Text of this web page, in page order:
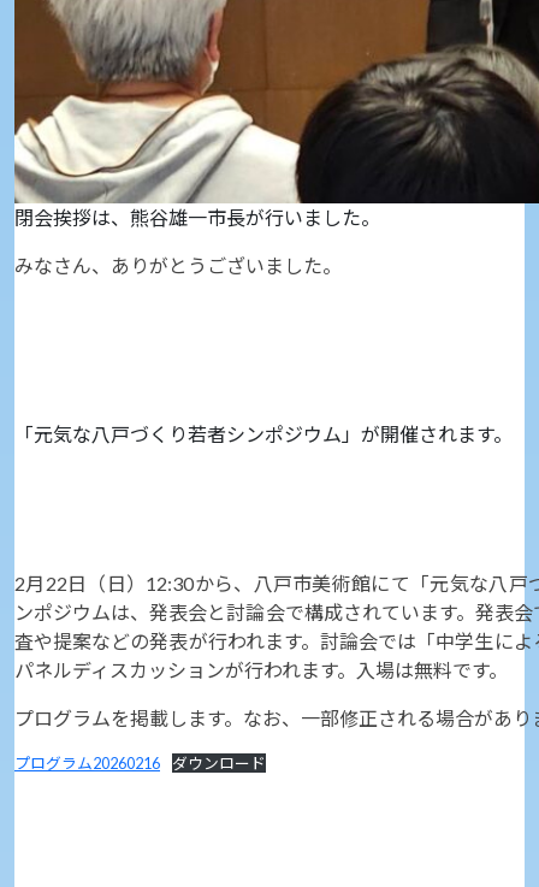
閉会挨拶は、熊谷雄一市長が行いました。
みなさん、ありがとうございました。
「元気な八戸づくり若者シンポジウム」が開催されます。
2月22日（日）12:30から、八戸市美術館にて「元気な八
ンポジウムは、発表会と討論会で構成されています。発表
査や提案などの発表が行われます。討論会では「中学生に
パネルディスカッションが行われます。入場は無料です。
プログラムを掲載します。なお、一部修正される場合があり
プログラム20260216 ダウンロード